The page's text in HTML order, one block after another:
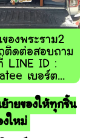
องพระราม2
ติดต่อสอบถาม
LINE ID :
เบอร์ต...
ายของให้ทุกชิ้น
ใหม่